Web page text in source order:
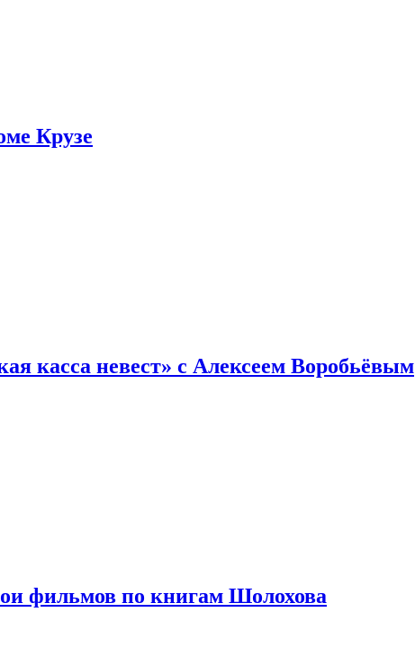
Крузе
касса невест» с Алексеем Воробьёвым
фильмов по книгам Шолохова